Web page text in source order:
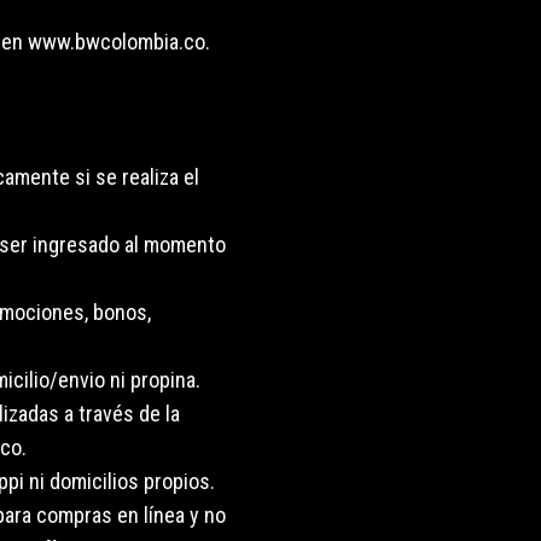
www.bwcolombia.co.
si se realiza el
ingresado al momento
bonos,
envio ni propina.
a través de la
ni domicilios propios.
compras en línea y no